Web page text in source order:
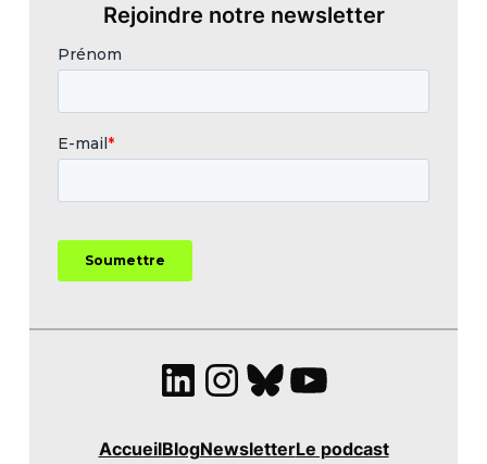
Rejoindre notre newsletter
LinkedIn
Instagram
BlueskyYouTube
AccueilBlogNewsletterLe podcast